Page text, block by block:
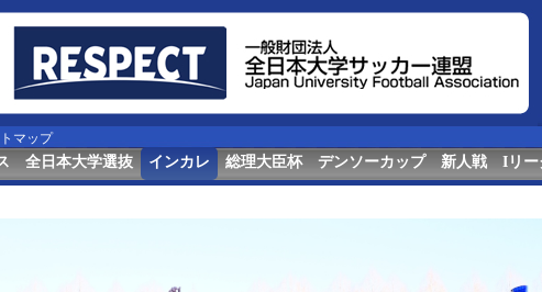
マップ
全日本大学選抜 インカレ 総理大臣杯 デンソーカップ 新人戦 Iリー